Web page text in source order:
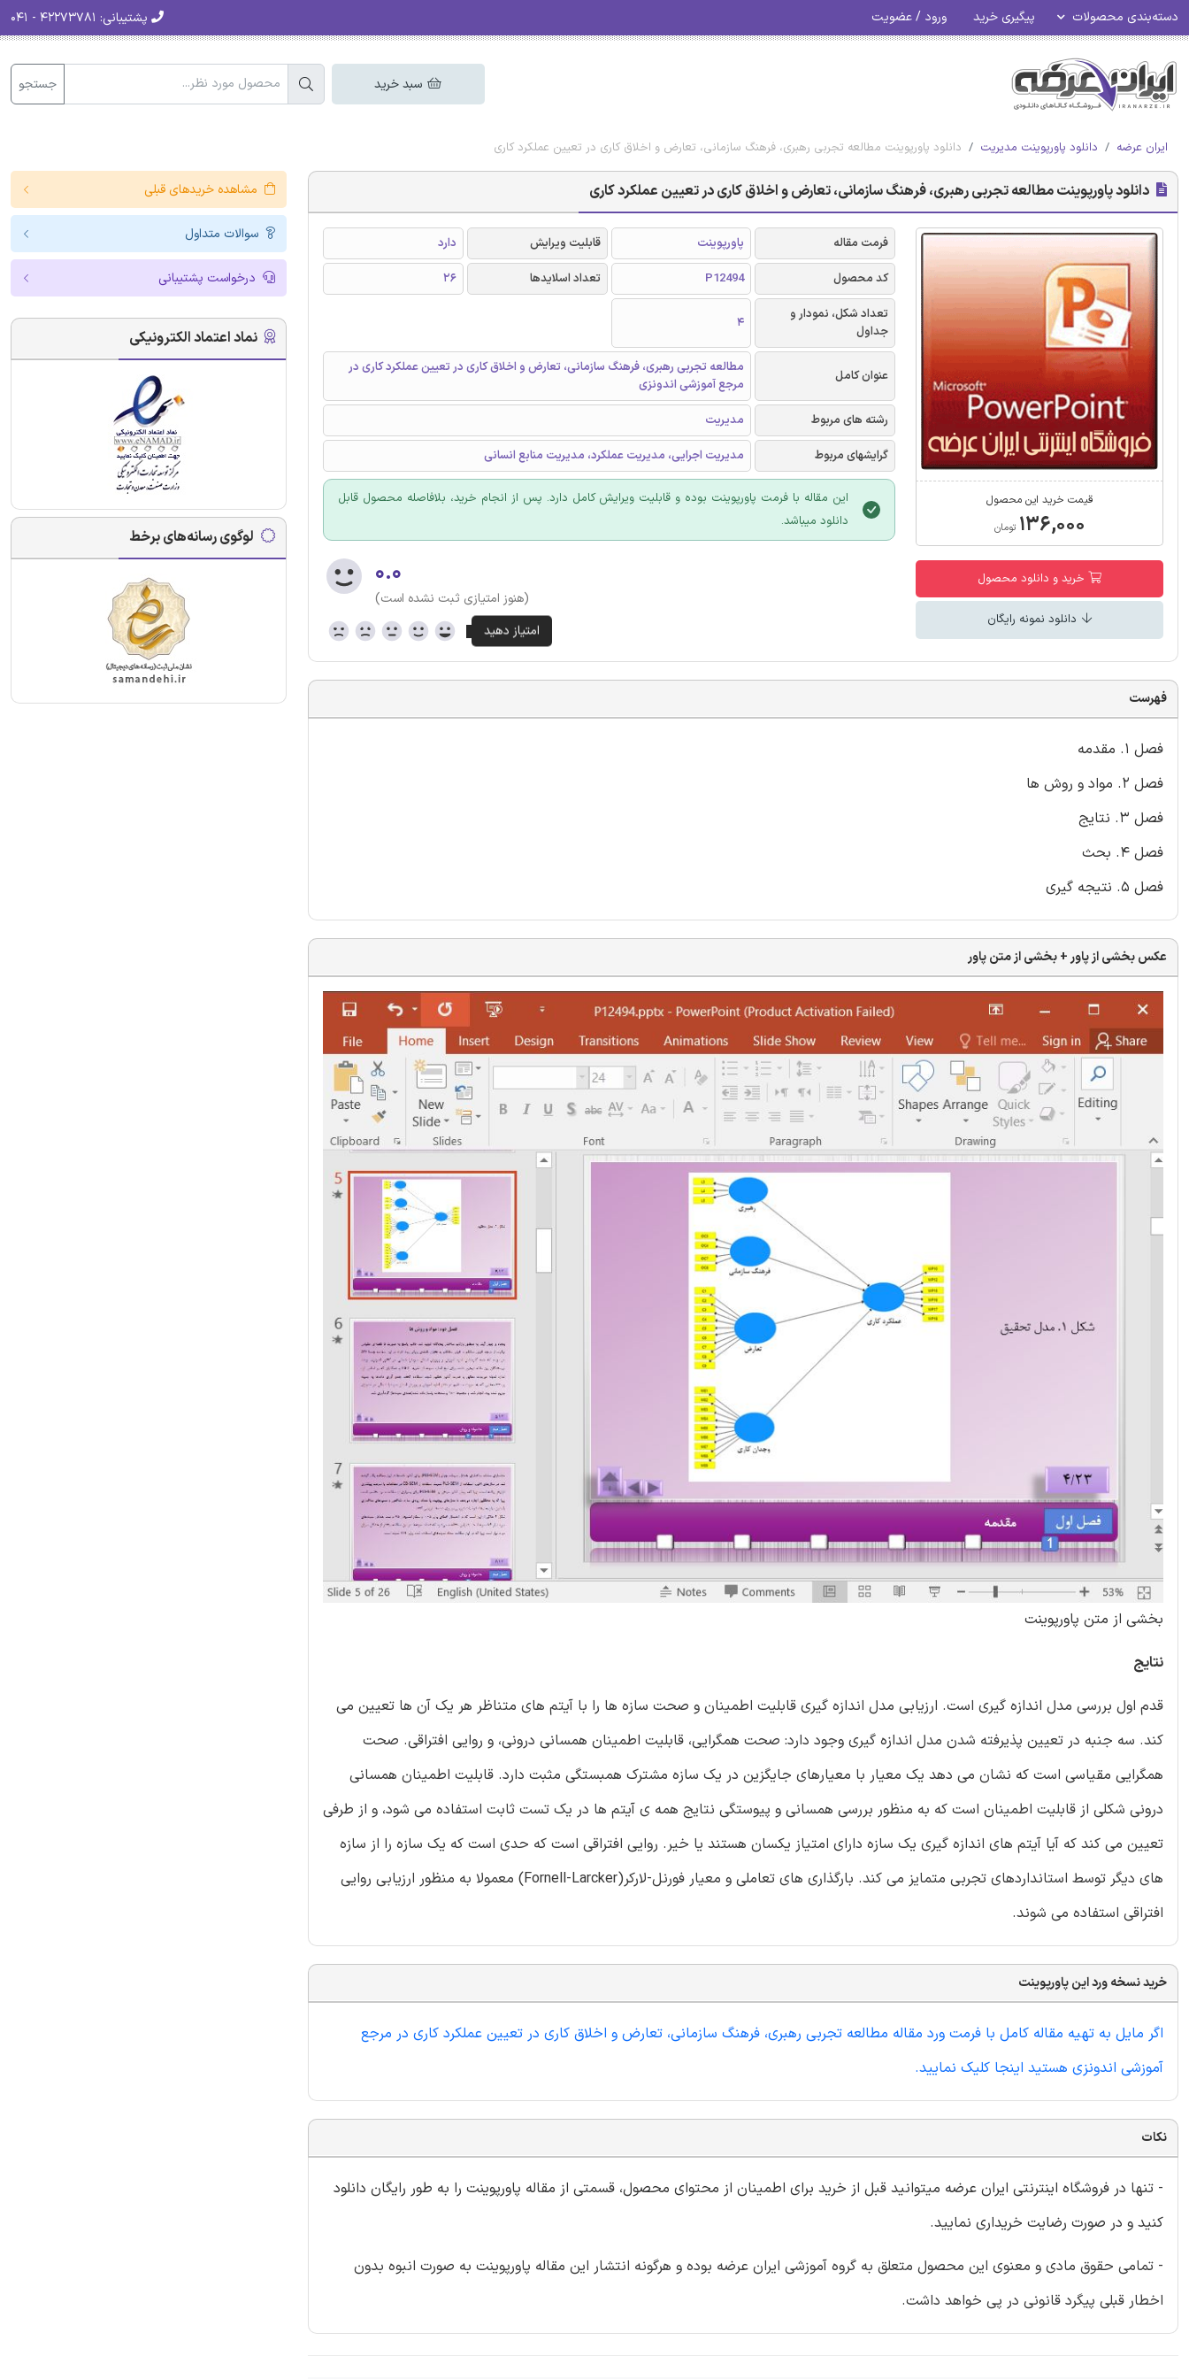
دسته‌بندی محصولات پیگیری خرید ورود / عضویت پشتیبانی:
سبد خرید جستجو
ایران عرضه دانلود پاورپوینت مدیریت دانلود پاورپوینت مطالعه تجربی رهبری، فرهنگ سازمانی، تعارض و اخلاق کاری در تعیین عملکرد کاری
دانلود پاورپوینت مطالعه تجربی رهبری، فرهنگ سازمانی، تعارض و اخلاق کاری در تعیین عملکرد کاری
قیمت خرید این محصول
۱۳۶,۰۰۰ تومان
خرید و دانلود محصول
دانلود نمونه رایگان
فرمت مقاله پاورپوینت قابلیت ویرایش
دارد
کد محصول
P12494 تعداد اسلایدها
26
تعداد شکل، نمودار و
جداول
4
عنوان کامل
مطالعه تجربی رهبری، فرهنگ سازمانی، تعارض و اخلاق کاری در تعیین عملکرد کاری در
مرجع آموزشی اندونزی
رشته های مربوط
مدیریت
گرایشهای مربوط
مدیریت اجرایی، مدیریت عملکرد، مدیریت منابع انسانی
این مقاله با فرمت پاورپوینت بوده و قابلیت ویرایش کامل دارد. پس از انجام خرید، بلافاصله محصول قابل
دانلود میباشد.
۰.۰
(هنوز امتیازی ثبت نشده است)
فهرست
فصل 1. مقدمه
فصل 2. مواد و روش ها
فصل 3. نتایج
فصل 4. بحث
فصل 5. نتیجه گیری
عکس بخشی از پاور + بخشی از متن پاور
بخشی از متن پاورپوینت
نتایج
قدم اول بررسی مدل اندازه گیری است. ارزیابی مدل اندازه گیری قابلیت اطمینان و صحت سازه ها را با آیتم های متناظر هر یک آن ها تعیین می
کند. سه جنبه در تعیین پذیرفته شدن مدل اندازه گیری وجود دارد: صحت همگرایی، قابلیت اطمینان همسانی درونی، و روایی افتراقی. صحت
همگرایی مقیاسی است که نشان می دهد یک معیار با معیارهای جایگزین در یک سازه مشترک همبستگی مثبت دارد. قابلیت اطمینان همسانی
درونی شکلی از قابلیت اطمینان است که به منظور بررسی همسانی و پیوستگی نتایج همه ی آیتم ها در یک تست ثابت استفاده می شود، و از طرفی
تعیین می کند که آیا آیتم های اندازه گیری یک سازه دارای امتیاز یکسان هستند یا خیر. روایی افتراقی است که حدی است که یک سازه را از سازه
های دیگر توسط استانداردهای تجربی متمایز می کند. بارگذاری های تعاملی و معیار فورنل-لارکر(Fornell-Larcker) معمولا به منظور ارزیابی روایی
افتراقی استفاده می شوند.
خرید نسخه ورد این پاورپوینت
اگر مایل به تهیه مقاله کامل با فرمت ورد مقاله مطالعه تجربی رهبری، فرهنگ سازمانی، تعارض و اخلاق کاری در تعیین عملکرد کاری در مرجع
آموزشی اندونزی هستید اینجا کلیک نمایید.
نکات
- تنها در فروشگاه اینترنتی ایران عرضه میتوانید قبل از خرید برای اطمینان از محتوای محصول، قسمتی از مقاله پاورپوینت را به طور رایگان دانلود
کنید و در صورت رضایت خریداری نمایید.
- تمامی حقوق مادی و معنوی این محصول متعلق به گروه آموزشی ایران عرضه بوده و هرگونه انتشار این مقاله پاورپوینت به صورت انبوه بدون
اخطار قبلی پیگرد قانونی در پی خواهد داشت.
مشاهده خریدهای قبلی
سوالات متداول
درخواست پشتیبانی
نماد اعتماد الکترونیکی
لوگوی رسانه‌های برخط